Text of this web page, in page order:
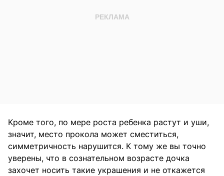
Кроме того, по мере роста ребенка растут и уши,
значит, место прокола может сместиться,
симметричность нарушится. К тому же вы точно
уверены, что в сознательном возрасте дочка
захочет носить такие украшения и не откажется